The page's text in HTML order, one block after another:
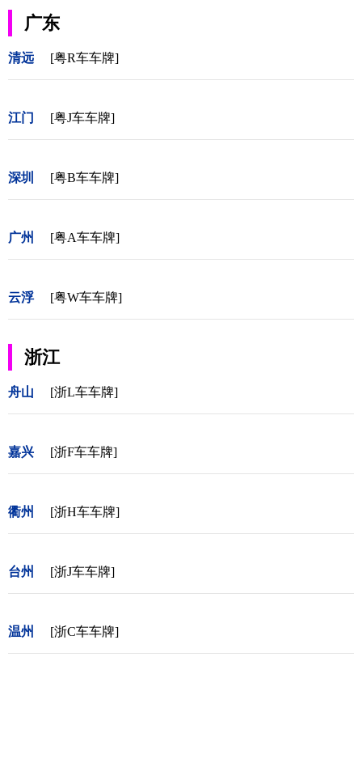
广东
清远 [粤R车车牌]
江门 [粤J车车牌]
深圳 [粤B车车牌]
广州 [粤A车车牌]
云浮 [粤W车车牌]
浙江
舟山 [浙L车车牌]
嘉兴 [浙F车车牌]
衢州 [浙H车车牌]
台州 [浙J车车牌]
温州 [浙C车车牌]